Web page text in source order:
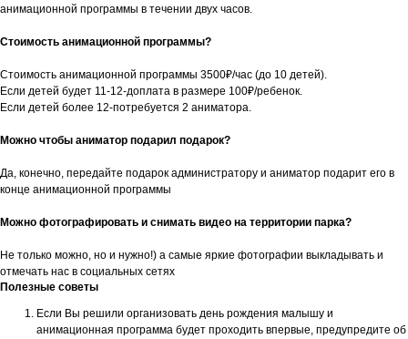
анимационной программы в течении двух часов.
Стоимость анимационной программы?
Стоимость анимационной программы 3500₽/час (до 10 детей).
Если детей будет 11-12-доплата в размере 100₽/ребенок.
Если детей более 12-потребуется 2 аниматора.
Можно чтобы аниматор подарил подарок?
Да, конечно, передайте подарок администратору и аниматор подарит его в
конце анимационной программы
Можно фотографировать и снимать видео на территории парка?
Не только можно, но и нужно!) а самые яркие фотографии выкладывать и
отмечать нас в социальных сетях
Полезные советы
Если Вы решили организовать день рождения малышу и
анимационная программа будет проходить впервые, предупредите об